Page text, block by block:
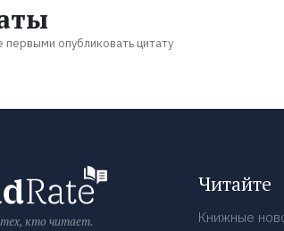
опубликовать цитату
тех, кто читает.
Читайте
Книжные